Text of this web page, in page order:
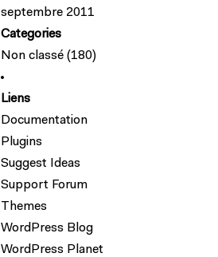
septembre 2011
Categories
Non classé(180)
Liens
Documentation
Plugins
Suggest Ideas
Support Forum
Themes
WordPress Blog
WordPress Planet